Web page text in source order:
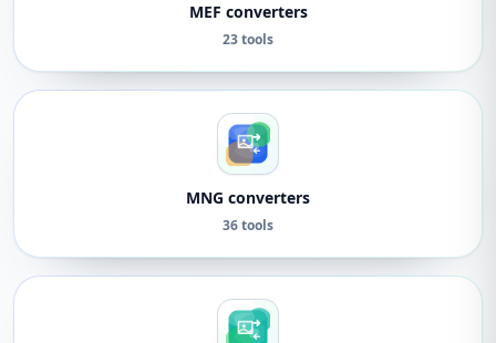
MEF converters
23 tools
MNG converters
36 tools